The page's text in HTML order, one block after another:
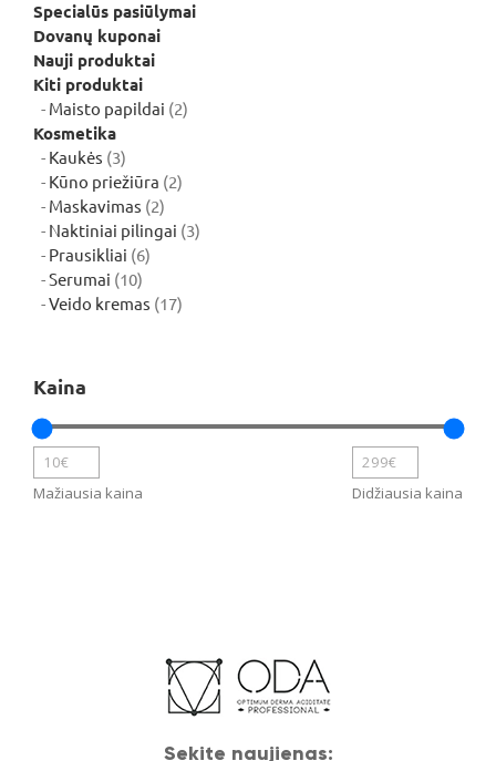
Specialūs pasiūlymai
Dovanų kuponai
Nauji produktai
Kiti produktai
Maisto papildai 22
Kosmetika
Kaukės 33
produktai
Kūno priežiūra 22
Maskavimas 22
produktai
Naktiniai pilingai 33
Prausikliai 66
Serumai 1010
produktų
Veido kremas 1717
Kaina
Mažiausia kaina Didžiausia kaina
Sekite naujienas: